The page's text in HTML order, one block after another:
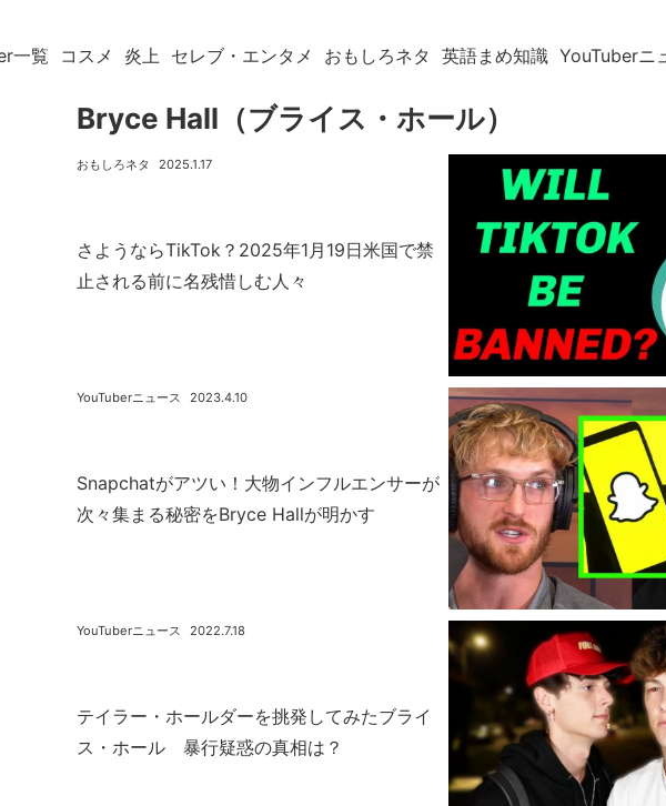
一覧 コスメ 炎上 セレブ・エンタメ おもしろネタ 英語まめ知識 YouTuberニ
Bryce Hall（ブライス・ホール）
さようならTikTok？2025年1月19日米国で禁
止される前に名残惜しむ人々
2025.1.17
おもしろネタ
Snapchatがアツい！大物インフルエンサーが
次々集まる秘密をBryce Hallが明かす
2023.4.10
YouTuberニュース
テイラー・ホールダーを挑発してみたブライ
ス・ホール 暴行疑惑の真相は？
2022.7.18
YouTuberニュース